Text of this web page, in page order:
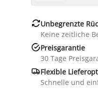
Unbegrenzte
Keine zeitliche
Preisgarantie
30 Tage
Flexible
Schnelle und